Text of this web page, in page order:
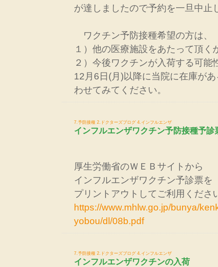
が達しましたので予約を一旦中止
ワクチン予防接種希望の方は、
１）他の医療施設をあたって頂く
２）今後ワクチンが入荷する可能
12月6日(月)以降に当院に在庫が
わせてみてください。
7.予防接種 2.ドクターズブログ 4.インフルエンザ
インフルエンザワクチン予防接種予診
厚生労働省のＷＥＢサイトから
インフルエンザワクチン予診票を
プリントアウトしてご利用くださ
https://www.mhlw.go.jp/bunya/
yobou/dl/08b.pdf
7.予防接種 2.ドクターズブログ 4.インフルエンザ
インフルエンザワクチンの入荷